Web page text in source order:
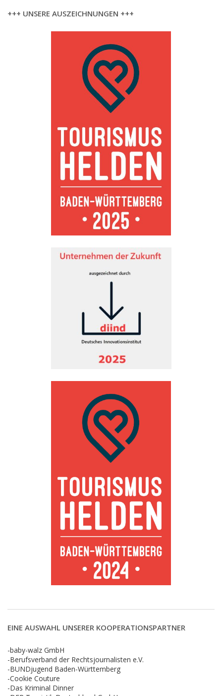
+++ UNSERE AUSZEICHNUNGEN +++
EINE AUSWAHL UNSERER KOOPERATIONSPARTNER
-baby-walz GmbH
-Berufsverband der Rechtsjournalisten e.V.
-BUNDjugend Baden-Württemberg
-Cookie Couture
-Das Kriminal Dinner